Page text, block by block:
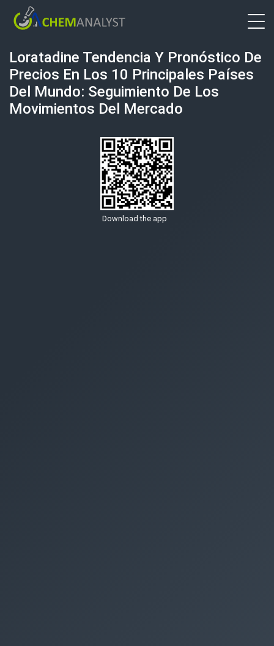
Loratadine Tendencia Y Pronóstico De
Precios En Los 10 Principales Países
Del Mundo: Seguimiento De Los
Movimientos Del Mercado
Download the app